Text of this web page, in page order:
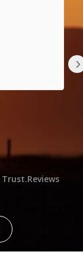
›
Trust.Reviews